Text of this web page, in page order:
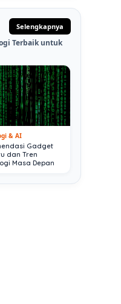
Selengkapnya
Terbaik untuk
& AI
Gadget
dan Tren
Masa Depan